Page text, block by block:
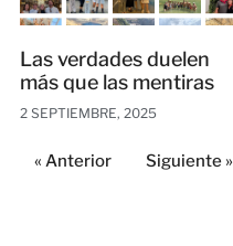
Las verdades duelen
más que las mentiras
2 SEPTIEMBRE, 2025
« Anterior Siguiente »